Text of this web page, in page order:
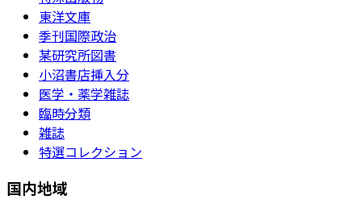
東洋文庫
季刊国際政治
某研究所図書
小沼書店挿入分
医学・薬学雑誌
臨時分類
雑誌
特選コレクション
国内地域